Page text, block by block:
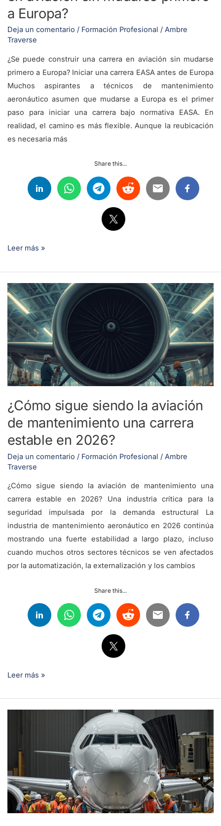
a Europa?
Deja un comentario / Formación Profesional / Ambre
Traverse
¿Se puede construir una carrera en aviación sin mudarse
primero a Europa? Iniciar una carrera EASA antes de Europa
Muchos aspirantes a técnicos de mantenimiento
aeronáutico asumen que mudarse a Europa es el primer
paso para iniciar una carrera bajo normativa EASA. En
realidad, el camino es más flexible. Aunque la reubicación
es necesaria más
Share this...
Europa?
Leer más »
¿Cómo sigue siendo la aviación
de mantenimiento una carrera
estable en 2026?
Deja un comentario / Formación Profesional / Ambre
Traverse
¿Cómo sigue siendo la aviación de mantenimiento una
carrera estable en 2026? Una industria crítica para la
seguridad impulsada por la demanda estructural La
industria de mantenimiento aeronáutico en 2026 continúa
mostrando una fuerte estabilidad a largo plazo, incluso
cuando muchos otros sectores técnicos se ven afectados
por la automatización, la externalización y los cambios
Share this...
¿Cómo
sigue
siendo
la
aviación
de
mantenimiento
una
estable
en
2026?
Leer más »
empleadores
en
los
técnicos